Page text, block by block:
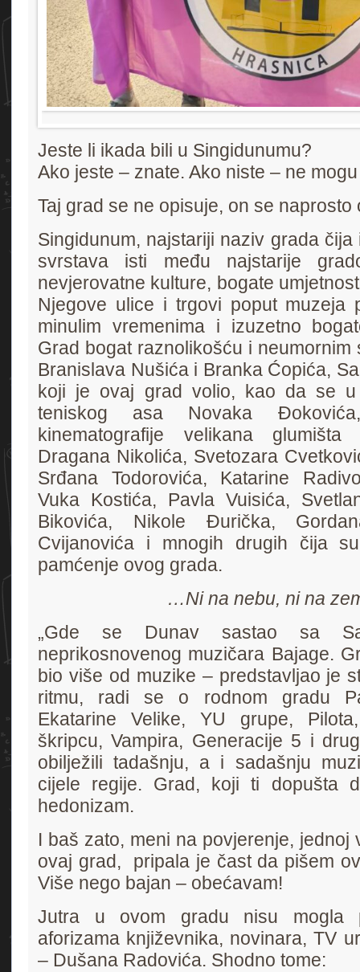
Jeste li ikada bili u Singidunumu?
Ako jeste – znate. Ako niste – ne
Taj grad se ne opisuje, on se naprosto
Singidunum, najstariji naziv grada
svrstava isti među najstarije
nevjerovatne kulture, bogate
Njegove ulice i trgovi poput muzeja
minulim vremenima i izuzetno
Grad bogat raznolikošću i neumornim
Branislava Nušića i Branka Ćopića,
koji je ovaj grad volio, kao da se
teniskog asa Novaka
kinematografije velikana
Dragana Nikolića, Svetozara
Srđana Todorovića, Katarine
Vuka Kostića, Pavla Vuisića,
Bikovića, Nikole Đurička,
Cvijanovića i mnogih drugih čija
pamćenje ovog grada.
…Ni na nebu, ni na
„Gde se Dunav sastao sa
neprikosnovenog muzičara Bajage.
bio više od muzike – predstavljao je
ritmu, radi se o rodnom gradu
Ekatarine Velike, YU grupe,
škripcu, Vampira, Generacije 5 i
obilježili tadašnju, a i sadašnju
cijele regije. Grad, koji ti dopušta
hedonizam.
I baš zato, meni na povjerenje, jednoj
ovaj grad, pripala je čast da pišem
Više nego bajan – obećavam!
Jutra u ovom gradu nisu mogla
aforizama književnika, novinara, TV
– Dušana Radovića. Shodno tome: